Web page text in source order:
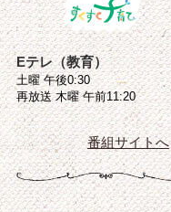
Eテレ（教育）
土曜 午後0:30
再放送 木曜 午前11:20
番組サイトへ